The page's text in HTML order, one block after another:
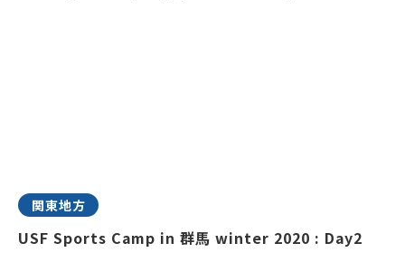
関東地方
USF Sports Camp in 群馬 winter 2020 : Day2